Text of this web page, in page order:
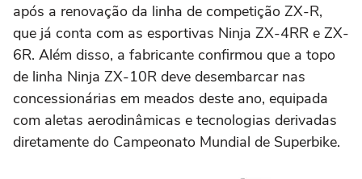
após a renovação da linha de competição ZX-R,
que já conta com as esportivas Ninja ZX-4RR e ZX-
6R. Além disso, a fabricante confirmou que a topo
de linha Ninja ZX-10R deve desembarcar nas
concessionárias em meados deste ano, equipada
com aletas aerodinâmicas e tecnologias derivadas
diretamente do Campeonato Mundial de Superbike.